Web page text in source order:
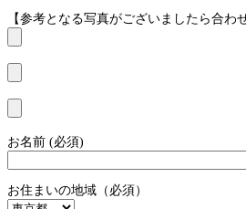
【参考となる写真がございましたら合わ
お名前 (必須)
お住まいの地域（必須）